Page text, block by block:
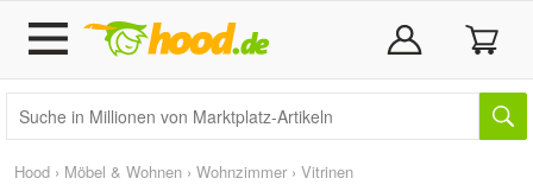
Hood › Möbel & Wohnen › Wohnzimmer › Vitrinen